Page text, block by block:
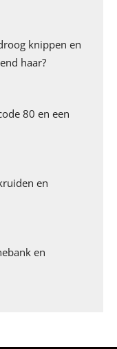
knippen en
haar?
80 en een
en
en